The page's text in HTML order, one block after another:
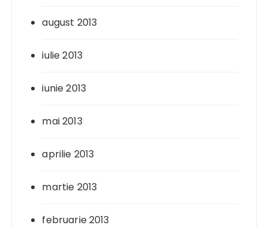
august 2013
iulie 2013
iunie 2013
mai 2013
aprilie 2013
martie 2013
februarie 2013